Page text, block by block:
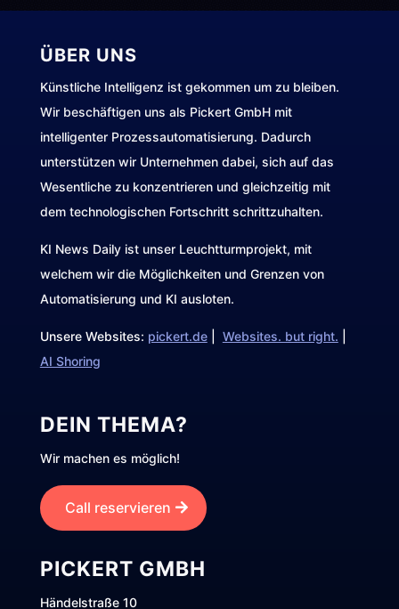
ÜBER UNS
Künstliche Intelligenz ist gekommen um zu bleiben.
Wir beschäftigen uns als Pickert GmbH mit
intelligenter Prozessautomatisierung. Dadurch
unterstützen wir Unternehmen dabei, sich auf das
Wesentliche zu konzentrieren und gleichzeitig mit
dem technologischen Fortschritt schrittzuhalten.
KI News Daily ist unser Leuchtturmprojekt, mit
welchem wir die Möglichkeiten und Grenzen von
Automatisierung und KI ausloten.
Unsere Websites: pickert.de| Websites. but right.
AI Shoring
DEIN THEMA?
Wir machen es möglich!
Call reservieren
PICKERT GMBH
Händelstraße 10